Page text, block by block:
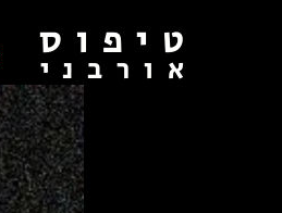
טיפוס
אורבני